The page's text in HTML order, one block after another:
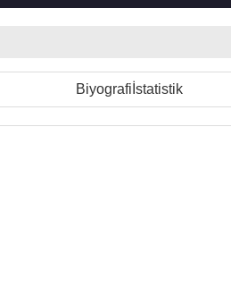
Biyografi İstatistik